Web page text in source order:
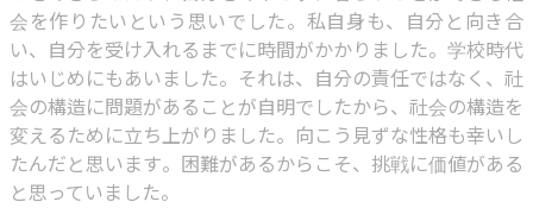
会を作りたいという思いでした。私自身も、自分と向き合
い、自分を受け入れるまでに時間がかかりました。学校時代
はいじめにもあいました。それは、自分の責任ではなく、社
会の構造に問題があることが自明でしたから、社会の構造を
変えるために立ち上がりました。向こう見ずな性格も幸いし
たんだと思います。困難があるからこそ、挑戦に価値がある
と思っていました。